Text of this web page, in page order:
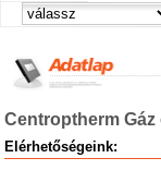
Centroptherm
Elérhetőségeink: